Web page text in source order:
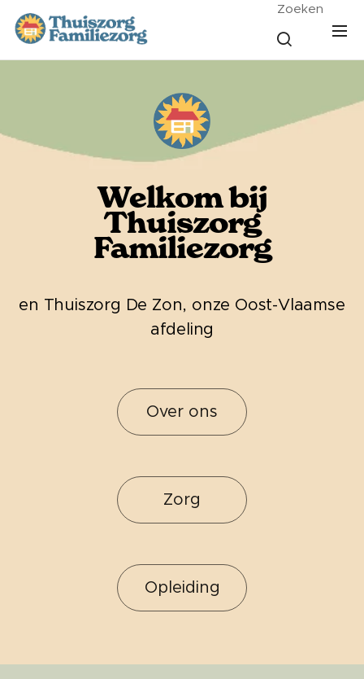
Zoeken
Welkom bij
Thuiszorg
Familiezorg
en Thuiszorg De Zon, onze Oost-Vlaamse
afdeling
Over ons
Zorg
Opleiding